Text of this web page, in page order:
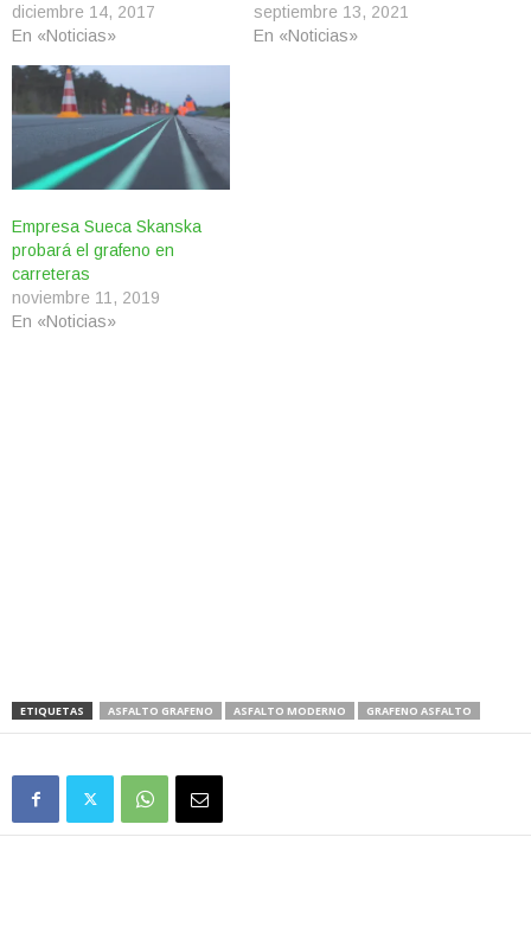
diciembre 14, 2017
En «Noticias»
septiembre 13, 2021
En «Noticias»
Empresa Sueca Skanska
probará el grafeno en
carreteras
noviembre 11, 2019
En «Noticias»
ETIQUETAS ASFALTO GRAFENO ASFALTO MODERNO GRAFENO ASFALTO